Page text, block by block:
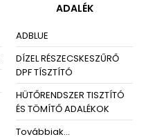
ADALÉK
ADBLUE
DÍZEL RÉSZECSKESZŰRŐ
DPF TÍSZTÍTÓ
HÜTŐRENDSZER TISZTÍTÓ
ÉS TÖMÍTŐ ADALÉKOK
Továbbiak...